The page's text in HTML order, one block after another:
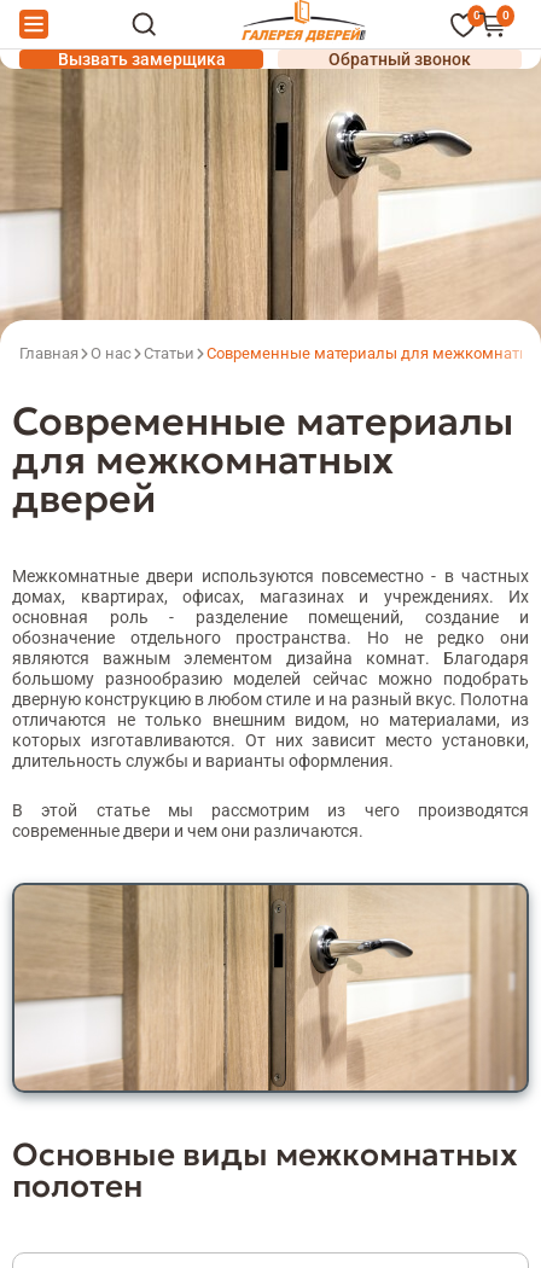
0 0
Вызвать замерщика Обратный звонок
Главная О нас Статьи Современные материалы для
Современные материалы
для межкомнатных
дверей
Межкомнатные двери используются повсеместно - в частных
домах, квартирах, офисах, магазинах и учреждениях. Их
основная роль - разделение помещений, создание и
обозначение отдельного пространства. Но не редко они
являются важным элементом дизайна комнат. Благодаря
большому разнообразию моделей сейчас можно подобрать
дверную конструкцию в любом стиле и на разный вкус. Полотна
отличаются не только внешним видом, но материалами, из
которых изготавливаются. От них зависит место установки,
длительность службы и варианты оформления.
В этой статье мы рассмотрим из чего производятся
современные двери и чем они различаются.
Основные виды межкомнатных
полотен